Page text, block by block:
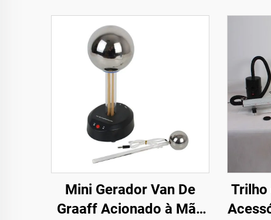
Mini Gerador Van De
Graaff Acionado à Mão
Trilho